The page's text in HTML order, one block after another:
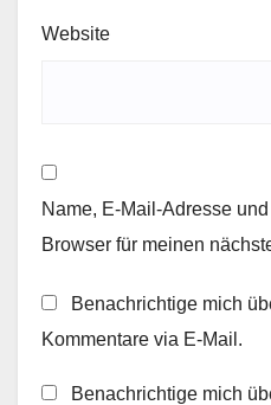
Website
Name, E-Mail-Adresse
Browser für meinen
Benachrichtige mich
Kommentare via E-Mail.
Benachrichtige mich